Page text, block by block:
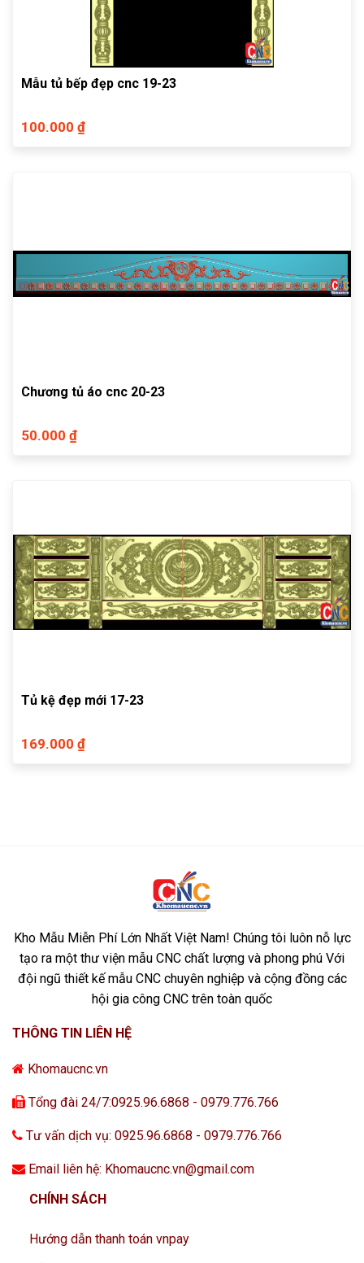
Mẫu tủ bếp đẹp cnc 19-23
100.000 ₫
Chương tủ áo cnc 20-23
50.000 ₫
Tủ kệ đẹp mới 17-23
169.000 ₫
Kho Mẫu Miễn Phí Lớn Nhất Việt Nam! Chúng tôi luôn nỗ lực
tạo ra một thư viện mẫu CNC chất lượng và phong phú Với
đội ngũ thiết kế mẫu CNC chuyên nghiệp và cộng đồng các
hội gia công CNC trên toàn quốc
THÔNG TIN LIÊN HỆ
Khomaucnc.vn
Tổng đài 24/7:0925.96.6868 - 0979.776.766
Tư vấn dịch vụ: 0925.96.6868 - 0979.776.766
Email liên hệ: Khomaucnc.vn@gmail.com
CHÍNH SÁCH
Hướng dẫn thanh toán vnpay